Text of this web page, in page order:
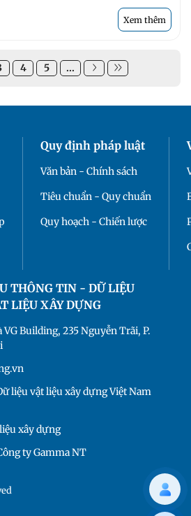
Xem thêm
4 5 ...
Quy định pháp luật
Văn bản - Chính sách
Tiêu chuẩn - Quy chuẩn
Quy hoạch - Chiến lược
THÔNG TIN - DỮ LIỆU
LIỆU XÂY DỰNG
Building, 235 Nguyễn Trãi, P.
liệu vật liệu xây dựng Việt Nam
xây dựng
ty Gamma NT